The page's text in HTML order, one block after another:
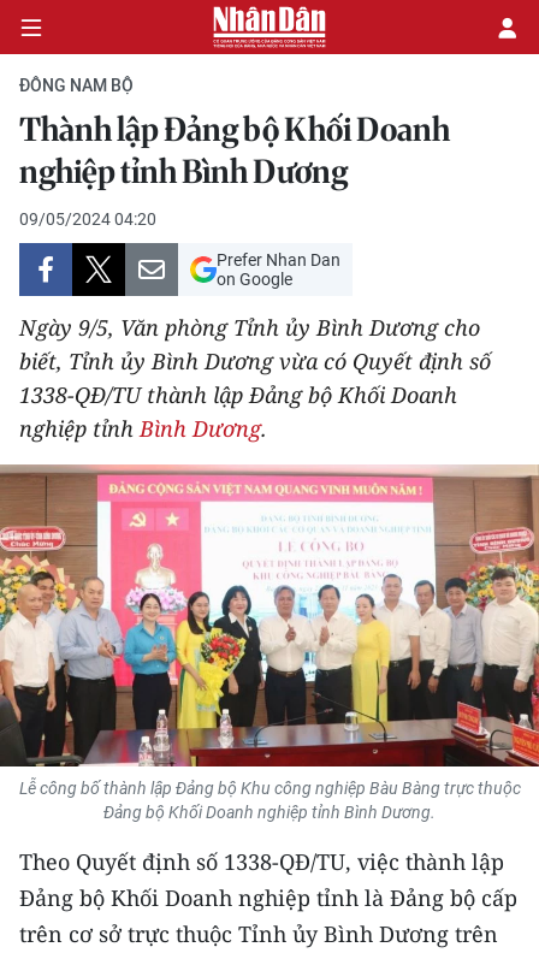
CHÍNH TRỊ
KINH TẾ
VĂN HÓA
XÃ HỘI
PHÁP LUẬT
THỂ THAO
GIÁO DỤC
Y TẾ
KHOA HỌC - CÔNG NGHỆ
MÔI TRƯỜNG
BẠN ĐỌC
KIỂM CHỨNG THÔNG TIN
ĐÔNG NAM BỘ
Thành lập Đảng bộ Khối Doanh
nghiệp tỉnh Bình Dương
09/05/2024 04:20
Prefer Nhan Dan
on Google
Ngày 9/5, Văn phòng Tỉnh ủy Bình Dương cho
biết, Tỉnh ủy Bình Dương vừa có Quyết định số
1338-QĐ/TU thành lập Đảng bộ Khối Doanh
nghiệp tỉnhBình Dương.
Lễ công bố thành lập Đảng bộ Khu công nghiệp Bàu Bàng trực thuộc
Đảng bộ Khối Doanh nghiệp tỉnh Bình Dương.
Theo Quyết định số 1338-QĐ/TU, việc thành lập
Đảng bộ Khối Doanh nghiệp tỉnh là Đảng bộ cấp
trên cơ sở trực thuộc Tỉnh ủy Bình Dương trên